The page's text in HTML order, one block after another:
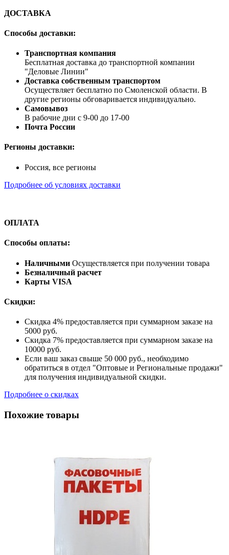
ДОСТАВКА
Способы доставки:
Транспортная компания
Бесплатная доставка до транспортной компании
"Деловые Линии"
Доставка собственным транспортом
Осуществляет бесплатно по Смоленской области. В
другие регионы обговаривается индивидуально.
Самовывоз
В рабочие дни с 9-00 до 17-00
Почта России
Регионы доставки:
Россия, все регионы
Подробнее об условиях доставки
ОПЛАТА
Способы оплаты:
Наличными Осуществляется при получении товара
Безналичный расчет
Карты VISA
Скидки:
Скидка 4% предоставляется при суммарном заказе на
5000 руб.
Скидка 7% предоставляется при суммарном заказе на
10000 руб.
Если ваш заказ свыше 50 000 руб., необходимо
обратиться в отдел "Оптовые и Региональные продажи"
для получения индивидуальной скидки.
Подробнее о скидках
Похожие товары